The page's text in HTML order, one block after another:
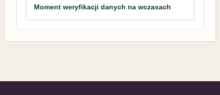
Moment weryfikacji danych na wczasach